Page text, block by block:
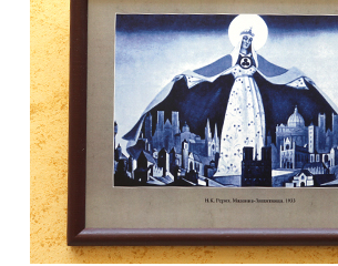
Инклюзивное образование